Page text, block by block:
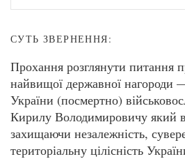
СУТЬ ЗВЕРНЕННЯ:
Прохання розглянути питання
найвищої державної нагороди
України (посмертно)
Кирилу Володимировичу який
захищаючи незалежність,
територіальну цілісність